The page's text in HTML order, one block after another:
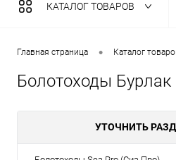
КАТАЛОГ ТОВАРОВ
Главная страница • Каталог
Болотоходы Бурлак
УТОЧНИТЬ